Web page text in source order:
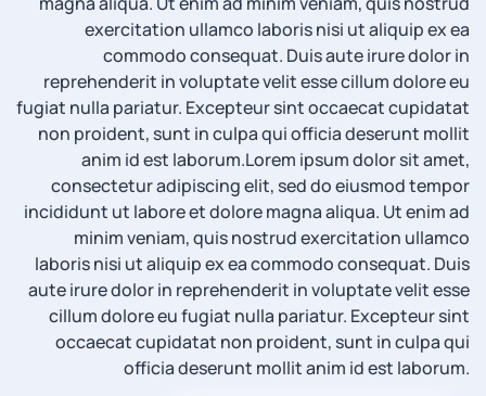
exercitation ullamco laboris nisi ut aliquip ex ea
commodo consequat. Duis aute irure dolor in
reprehenderit in voluptate velit esse cillum dolore eu
fugiat nulla pariatur. Excepteur sint occaecat cupidatat
non proident, sunt in culpa qui officia deserunt mollit
anim id est laborum.Lorem ipsum dolor sit amet,
consectetur adipiscing elit, sed do eiusmod tempor
incididunt ut labore et dolore magna aliqua. Ut enim ad
minim veniam, quis nostrud exercitation ullamco
laboris nisi ut aliquip ex ea commodo consequat. Duis
aute irure dolor in reprehenderit in voluptate velit esse
cillum dolore eu fugiat nulla pariatur. Excepteur sint
occaecat cupidatat non proident, sunt in culpa qui
officia deserunt mollit anim id est laborum.